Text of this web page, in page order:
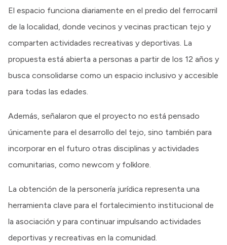
El espacio funciona diariamente en el predio del ferrocarril
de la localidad, donde vecinos y vecinas practican tejo y
comparten actividades recreativas y deportivas. La
propuesta está abierta a personas a partir de los 12 años y
busca consolidarse como un espacio inclusivo y accesible
para todas las edades.
Además, señalaron que el proyecto no está pensado
únicamente para el desarrollo del tejo, sino también para
incorporar en el futuro otras disciplinas y actividades
comunitarias, como newcom y folklore.
La obtención de la personería jurídica representa una
herramienta clave para el fortalecimiento institucional de
la asociación y para continuar impulsando actividades
deportivas y recreativas en la comunidad.